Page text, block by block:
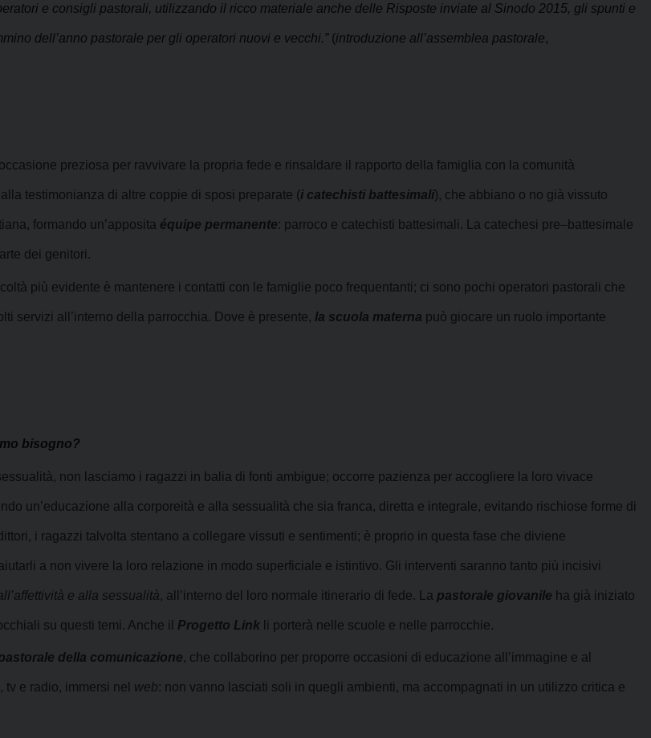
e consigli pastorali, utilizzando il ricco materiale anche delle Risposte inviate al Sinodo 2015, gli spunti e
dell’anno pastorale per gli operatori nuovi e vecchi.”(introduzione all’assemblea pastorale,
preziosa per ravvivare la propria fede e rinsaldare il rapporto della famiglia con la comunità
testimonianza di altre coppie di sposi preparate (i catechisti battesimali), che abbiano o no già vissuto
formando un’apposita équipe permanente: parroco e catechisti battesimali. La catechesi pre–battesimale
dei genitori.
più evidente è mantenere i contatti con le famiglie poco frequentanti; ci sono pochi operatori pastorali che
servizi all’interno della parrocchia. Dove è presente, la scuola materna può giocare un ruolo importante
bisogno?
non lasciamo i ragazzi in balia di fonti ambigue; occorre pazienza per accogliere la loro vivace
un’educazione alla corporeità e alla sessualità che sia franca, diretta e integrale, evitando rischiose forme di
i ragazzi talvolta stentano a collegare vissuti e sentimenti; è proprio in questa fase che diviene
a non vivere la loro relazione in modo superficiale e istintivo. Gli interventi saranno tanto più incisivi
e alla sessualità, all’interno del loro normale itinerario di fede. La pastorale giovanile ha già iniziato
su questi temi. Anche il Progetto Link li porterà nelle scuole e nelle parrocchie.
della comunicazione, che collaborino per proporre occasioni di educazione all’immagine e al
e radio, immersi nel web: non vanno lasciati soli in quegli ambienti, ma accompagnati in un utilizzo critica e